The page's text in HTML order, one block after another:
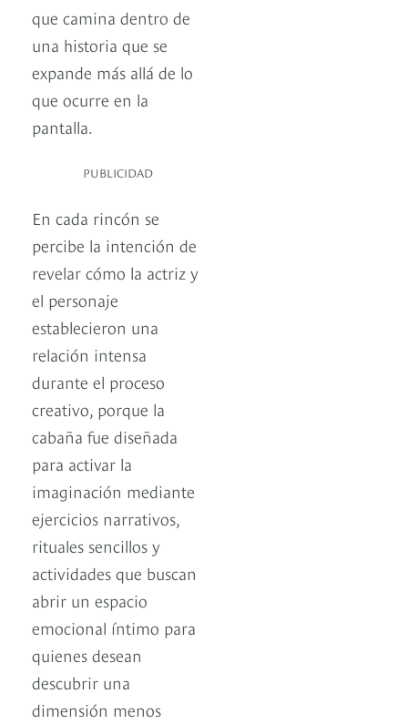
que camina dentro de
una historia que se
expande más allá de lo
que ocurre en la
pantalla.
PUBLICIDAD
En cada rincón se
percibe la intención de
revelar cómo la actriz y
el personaje
establecieron una
relación intensa
durante el proceso
creativo, porque la
cabaña fue diseñada
para activar la
imaginación mediante
ejercicios narrativos,
rituales sencillos y
actividades que buscan
abrir un espacio
emocional íntimo para
quienes desean
descubrir una
dimensión menos